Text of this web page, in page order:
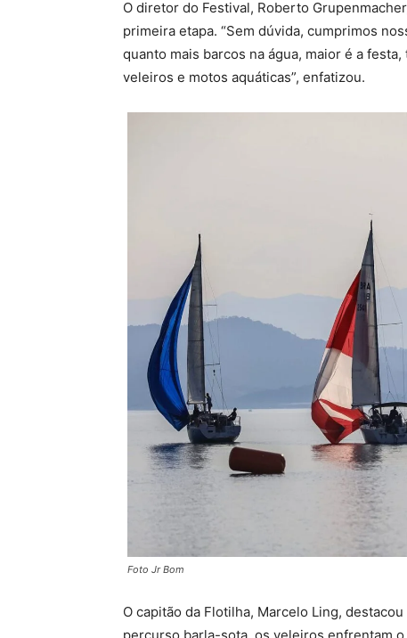
O diretor do Festival, Roberto
primeira etapa. “Sem dúvida, cumprimos
quanto mais barcos na água, maior é a
veleiros e motos aquáticas”, enfatizou.
Foto Jr Bom
O capitão da Flotilha, Marcelo Ling,
percurso barla-sota, os veleiros enfrentam